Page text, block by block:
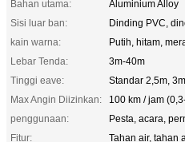
Bahan utama:
Aluminium Alloy
Sisi luar ban:
Dinding PVC,
kain warna:
Putih, hitam,
Lebar Tenda:
3m-40m
Tinggi eave:
Standar 2,5m,
Max Angin Diizinkan:
100 km / jam
penggunaan:
Pesta, acara,
Fitur:
Tahan air, tahan